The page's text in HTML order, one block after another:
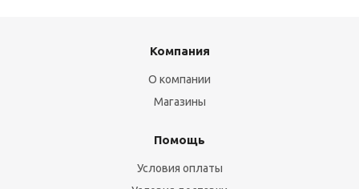
Компания
О компании
Магазины
Помощь
Условия оплаты